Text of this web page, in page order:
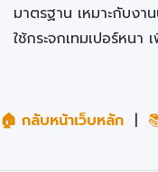
มาตรฐาน เหมาะกับงา
ใช้กระจกเทมเปอร์หน
🏠 กลับหน้าเว็บหลัก |